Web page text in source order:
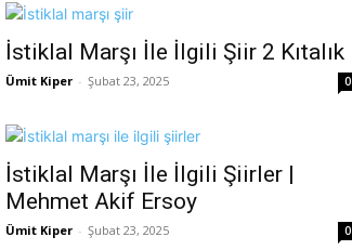
İstiklal Marşı İle İlgili Şiir 2 Kıtalık
Ümit Kiper - Şubat 23, 2025 0
İstiklal Marşı İle İlgili Şiirler |
Mehmet Akif Ersoy
Ümit Kiper - Şubat 23, 2025 0